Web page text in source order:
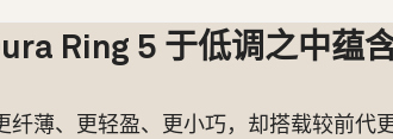
Ring 5 于低调之中蕴
纤薄、更轻盈、更小巧，却搭载较前代